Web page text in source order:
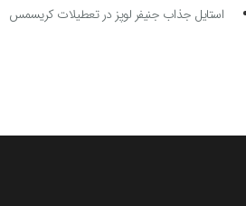
استایل جذاب جنیفر لوپز در تعطیلات کریسمس